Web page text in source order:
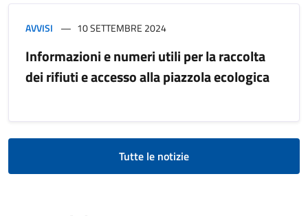
AVVISI 10 SETTEMBRE 2024
Informazioni e numeri utili per la raccolta
dei rifiuti e accesso alla piazzola ecologica
Tutte le notizie